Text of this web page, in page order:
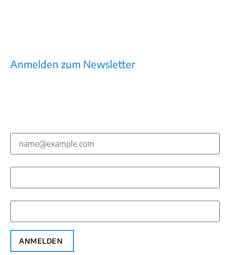
Anmelden zum Newsletter
ANMELDEN